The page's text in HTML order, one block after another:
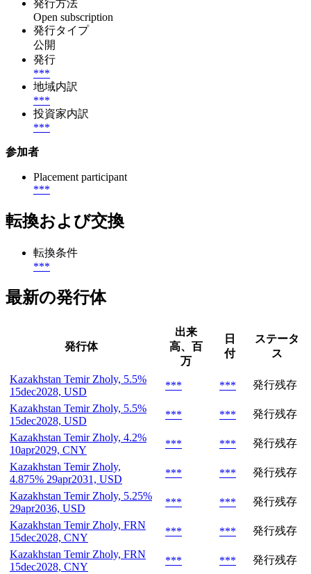
発行方法
Open subscription
発行タイプ
公開
発行
***
地域内訳
***
投資家内訳
***
参加者
Placement participant
***
転換および交換
転換条件
***
最新の発行体
発行体
出来
高、百
万
日
付
ステータ
ス
Kazakhstan Temir Zholy, 5.5%
15dec2028, USD
*** ***
発行残存
Kazakhstan Temir Zholy, 5.5%
15dec2028, USD
*** ***
発行残存
Kazakhstan Temir Zholy, 4.2%
10apr2029, CNY
*** ***
発行残存
Kazakhstan Temir Zholy,
4.875% 29apr2031, USD
*** ***
発行残存
Kazakhstan Temir Zholy, 5.25%
29apr2036, USD
*** ***
発行残存
Kazakhstan Temir Zholy, FRN
15dec2028, CNY
*** ***
発行残存
Kazakhstan Temir Zholy, FRN
15dec2028, CNY
*** ***
発行残存